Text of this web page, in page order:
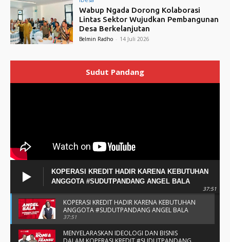
Wabup Ngada Dorong Kolaborasi
Lintas Sektor Wujudkan Pembangunan
Desa Berkelanjutan
Belmin Radho - 14 Juli 2026
Sudut Pandang
KOPERASI KREDIT HADIR KARENA KEBUTUHAN
ANGGOTA #SUDUTPANDANG ANGEL BALA
37:51
KOPERASI KREDIT HADIR KARENA KEBUTUHAN
ANGGOTA #SUDUTPANDANG ANGEL BALA
37:51
MENYELARASKAN IDEOLOGI DAN BISNIS